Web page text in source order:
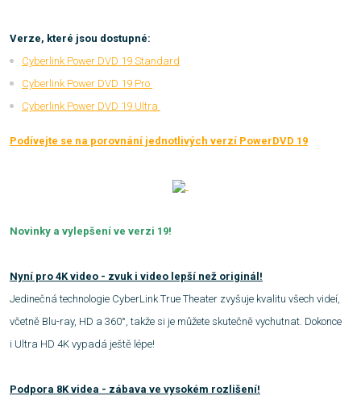
Verze, které jsou dostupné:
Cyberlink Power DVD 19 Standard
Cyberlink Power DVD 19 Pro
Cyberlink Power DVD 19 Ultra
Podívejte se na porovnání jednotlivých verzí PowerDVD 19
Novinky a vylepšení ve verzi 19!
Nyní pro 4K video - zvuk i video lepší než originál!
Jedinečná technologie CyberLink True Theater zvyšuje kvalitu všech videí,
včetně Blu-ray, HD a 360°, takže si je můžete skutečně vychutnat. Dokonce
i Ultra HD 4K vypadá ještě lépe!
Podpora 8K videa - zábava ve vysokém rozlišení!